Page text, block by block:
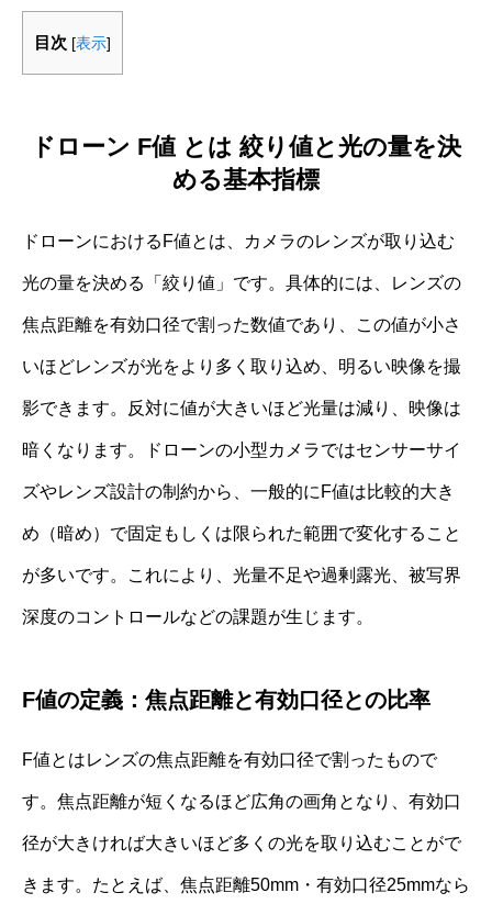
目次 [表示]
ドローン F値 とは 絞り値と光の量を決
める基本指標
ドローンにおけるF値とは、カメラのレンズが取り込む
光の量を決める「絞り値」です。具体的には、レンズの
焦点距離を有効口径で割った数値であり、この値が小さ
いほどレンズが光をより多く取り込め、明るい映像を撮
影できます。反対に値が大きいほど光量は減り、映像は
暗くなります。ドローンの小型カメラではセンサーサイ
ズやレンズ設計の制約から、一般的にF値は比較的大き
め（暗め）で固定もしくは限られた範囲で変化すること
が多いです。これにより、光量不足や過剰露光、被写界
深度のコントロールなどの課題が生じます。
F値の定義：焦点距離と有効口径との比率
F値とはレンズの焦点距離を有効口径で割ったもので
す。焦点距離が短くなるほど広角の画角となり、有効口
径が大きければ大きいほど多くの光を取り込むことがで
きます。たとえば、焦点距離50mm・有効口径25mmなら